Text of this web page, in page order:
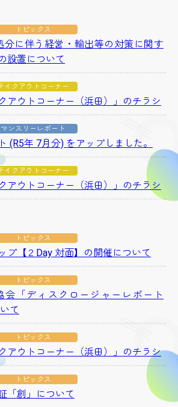
トピックス
分に伴う経営・輸出等の対策に関す
設置について
イクアウトコーナー
アウトコーナー（浜田）」のチラシ
マンスリーレポート
(R5年 7月分) をアップしました。
イクアウトコーナー
アウトコーナー（浜田）」のチラシ
トピックス
プ【２Day 対面】の開催について
トピックス
会「ディスクロージャーレポート
て
トピックス
アウトコーナー（浜田）」のチラシ
トピックス
「創」について